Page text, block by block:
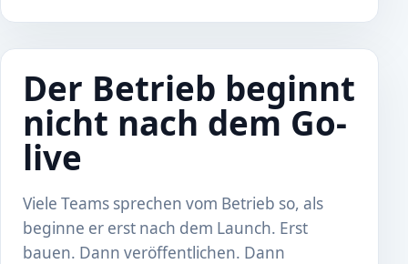
Der Betrieb beginnt
nicht nach dem Go-
live
Viele Teams sprechen vom Betrieb so, als
beginne er erst nach dem Launch. Erst
bauen. Dann veröffentlichen. Dann